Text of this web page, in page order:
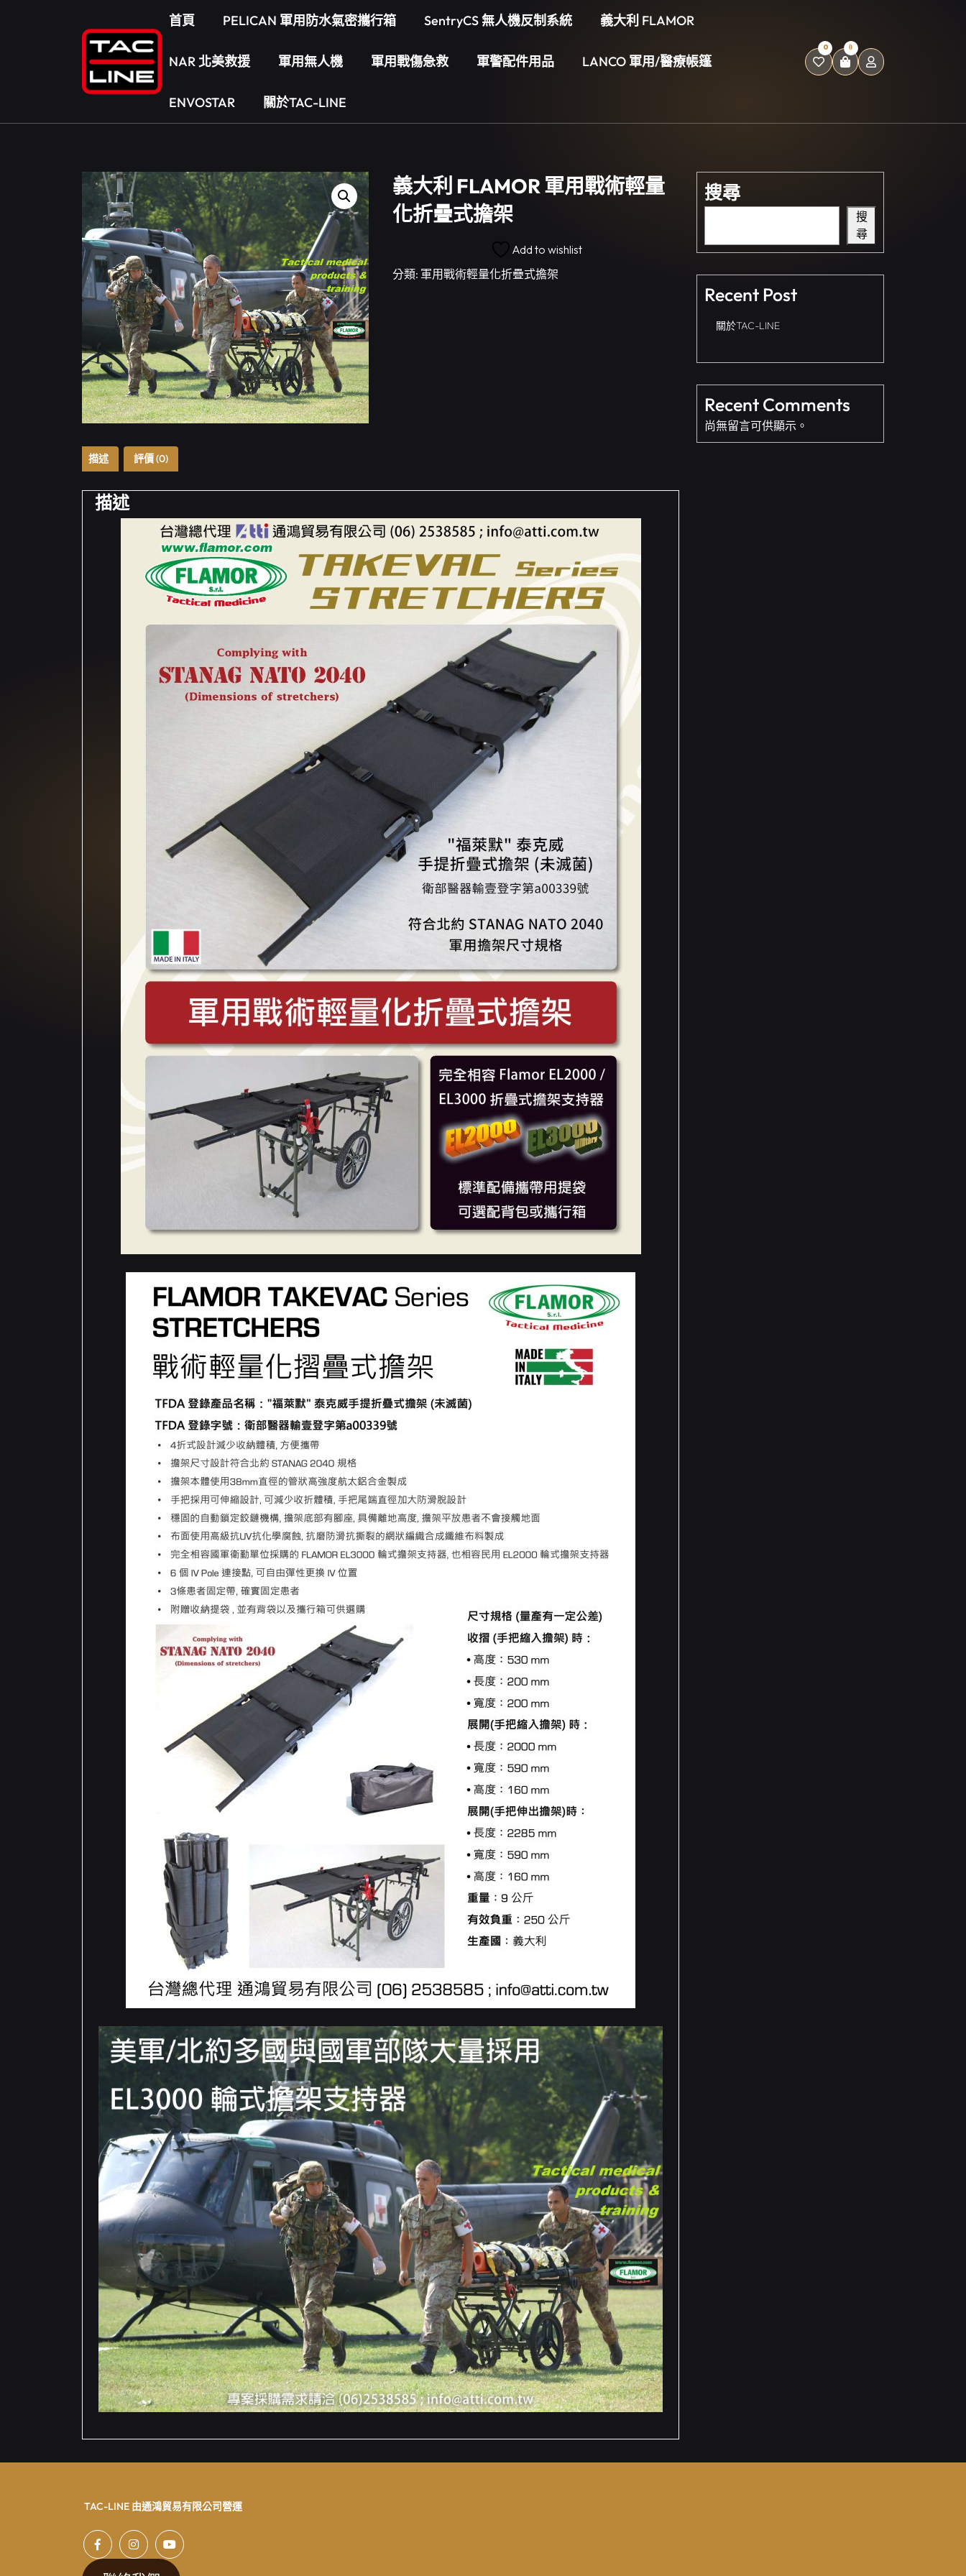
首頁 PELICAN 軍用防水氣密攜行箱 SentryCS 無人機反制系統 義大利 FLAMOR
NAR 北美救援 軍用無人機 軍用戰傷急救 軍警配件用品 LANCO 軍用/醫療帳篷
ENVOSTAR 關於TAC-LINE
0 0
義大利 FLAMOR 軍用戰術輕量
化折疊式擔架
Add to wishlist
分類: 軍用戰術輕量化折疊式擔架
描述 評價 (0)
描述
搜尋
搜
尋
Recent Post
關於TAC-LINE
Recent Comments
尚無留言可供顯示。
TAC-LINE 由通鴻貿易有限公司營運